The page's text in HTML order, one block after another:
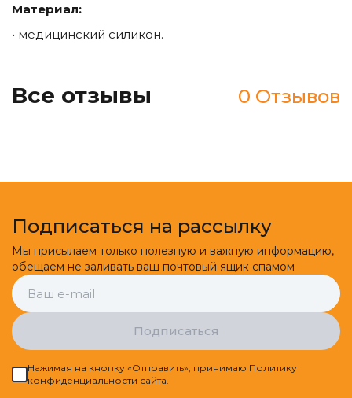
Материал:
• медицинский силикон.
Все отзывы 0 Отзывов
Подписаться на рассылку
Мы присылаем только полезную и важную информацию,
обещаем не заливать ваш почтовый ящик спамом
Подписаться
Нажимая на кнопку «Отправить», принимаю Политику
конфиденциальности сайта.